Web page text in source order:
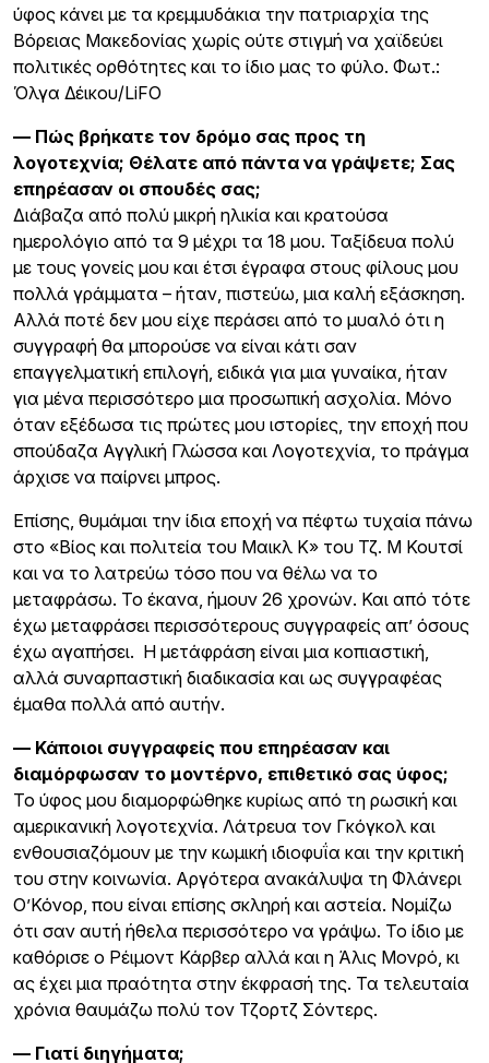
ύφος κάνει με τα κρεμμυδάκια την πατριαρχία της
Βόρειας Μακεδονίας χωρίς ούτε στιγμή να χαϊδεύει
πολιτικές ορθότητες και το ίδιο μας το φύλο. Φωτ.:
Όλγα Δέικου/LiFO
— Πώς βρήκατε τον δρόμο σας προς τη
λογοτεχνία; Θέλατε από πάντα να γράψετε; Σας
επηρέασαν οι σπουδές σας;
Διάβαζα από πολύ μικρή ηλικία και κρατούσα
ημερολόγιο από τα 9 μέχρι τα 18 μου. Ταξίδευα πολύ
με τους γονείς μου και έτσι έγραφα στους φίλους μου
πολλά γράμματα – ήταν, πιστεύω, μια καλή εξάσκηση.
Αλλά ποτέ δεν μου είχε περάσει από το μυαλό ότι η
συγγραφή θα μπορούσε να είναι κάτι σαν
επαγγελματική επιλογή, ειδικά για μια γυναίκα, ήταν
για μένα περισσότερο μια προσωπική ασχολία. Μόνο
όταν εξέδωσα τις πρώτες μου ιστορίες, την εποχή που
σπούδαζα Αγγλική Γλώσσα και Λογοτεχνία, το πράγμα
άρχισε να παίρνει μπρος.
Επίσης, θυμάμαι την ίδια εποχή να πέφτω τυχαία πάνω
στο «Βίος και πολιτεία του Μαικλ Κ» του Τζ. Μ Κουτσί
και να το λατρεύω τόσο που να θέλω να το
μεταφράσω. Το έκανα, ήμουν 26 χρονών. Και από τότε
έχω μεταφράσει περισσότερους συγγραφείς απ’ όσους
έχω αγαπήσει. Η μετάφράση είναι μια κοπιαστική,
αλλά συναρπαστική διαδικασία και ως συγγραφέας
έμαθα πολλά από αυτήν.
— Κάποιοι συγγραφείς που επηρέασαν και
διαμόρφωσαν το μοντέρνο, επιθετικό σας ύφος;
Το ύφος μου διαμορφώθηκε κυρίως από τη ρωσική και
αμερικανική λογοτεχνία. Λάτρευα τον Γκόγκολ και
ενθουσιαζόμουν με την κωμική ιδιοφυΐα και την κριτική
του στην κοινωνία. Αργότερα ανακάλυψα τη Φλάνερι
Ο’Κόνορ, που είναι επίσης σκληρή και αστεία. Νομίζω
ότι σαν αυτή ήθελα περισσότερο να γράψω. Το ίδιο με
καθόρισε ο Ρέιμοντ Κάρβερ αλλά και η Άλις Μονρό, κι
ας έχει μια πραότητα στην έκφρασή της. Τα τελευταία
χρόνια θαυμάζω πολύ τον Τζορτζ Σόντερς.
— Γιατί διηγήματα;